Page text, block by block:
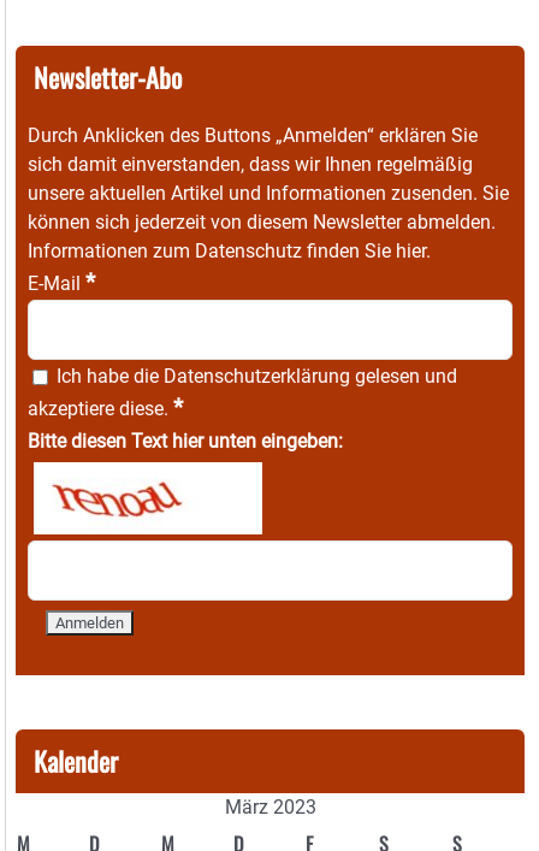
Newsletter-Abo
Durch Anklicken des Buttons „Anmelden“ erklären Sie
sich damit einverstanden, dass wir Ihnen regelmäßig
unsere aktuellen Artikel und Informationen zusenden. Sie
können sich jederzeit von diesem Newsletter abmelden.
Informationen zum Datenschutz finden Sie hier.
E-Mail *
Ich habe die Datenschutzerklärung gelesen und
akzeptiere diese. *
Bitte diesen Text hier unten eingeben:
Kalender
März 2023
M D M D F S S